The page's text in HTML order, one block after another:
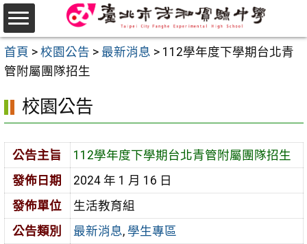
跳
至
主
要
區
首頁 > 校園公告 > 最新消息 > 112學年度下學期台北青
管附屬團隊招生
校園公告
公告主旨
112學年度下學期台北青管附屬團隊招生
發佈日期
2024 年 1 月 16 日
發佈單位
生活教育組
公告類別
最新消息, 學生專區
選
單